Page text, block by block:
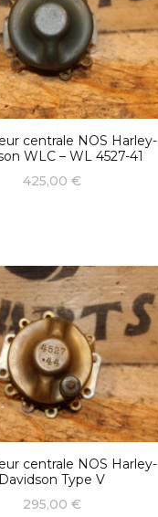
centrale NOS Harley-
WLC – WL 4527-41
425,00 €
centrale NOS Harley-
Davidson Type V
295,00 €